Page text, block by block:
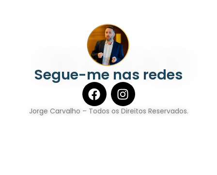
Segue-me nas redes
Jorge Carvalho – Todos os Direitos Reservados.